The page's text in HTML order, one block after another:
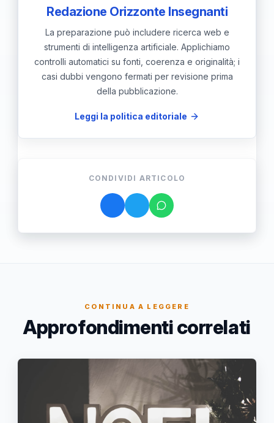
Redazione Orizzonte Insegnanti
La preparazione può includere ricerca web e
strumenti di intelligenza artificiale. Applichiamo
controlli automatici su fonti, coerenza e originalità; i
casi dubbi vengono fermati per revisione prima
della pubblicazione.
Leggi la politica editoriale
CONDIVIDI ARTICOLO
CONTINUA A LEGGERE
Approfondimenti correlati